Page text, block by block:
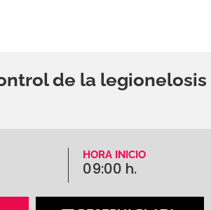
de la legionelosis
HORA INICIO
09:00 h.